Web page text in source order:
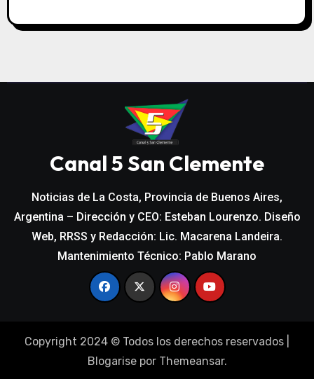
Canal 5 San Clemente
Noticias de La Costa, Provincia de Buenos Aires,
Argentina – Dirección y CEO: Esteban Lourenzo. Diseño
Web, RRSS y Redacción: Lic. Macarena Landeira.
Mantenimiento Técnico: Pablo Marano
Copyright 2024 © Todos los derechos reservados
Blogarisepor Themeansar.